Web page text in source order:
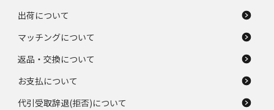
出荷について
マッチングについて
返品・交換について
お支払について
代引受取辞退(拒否)について